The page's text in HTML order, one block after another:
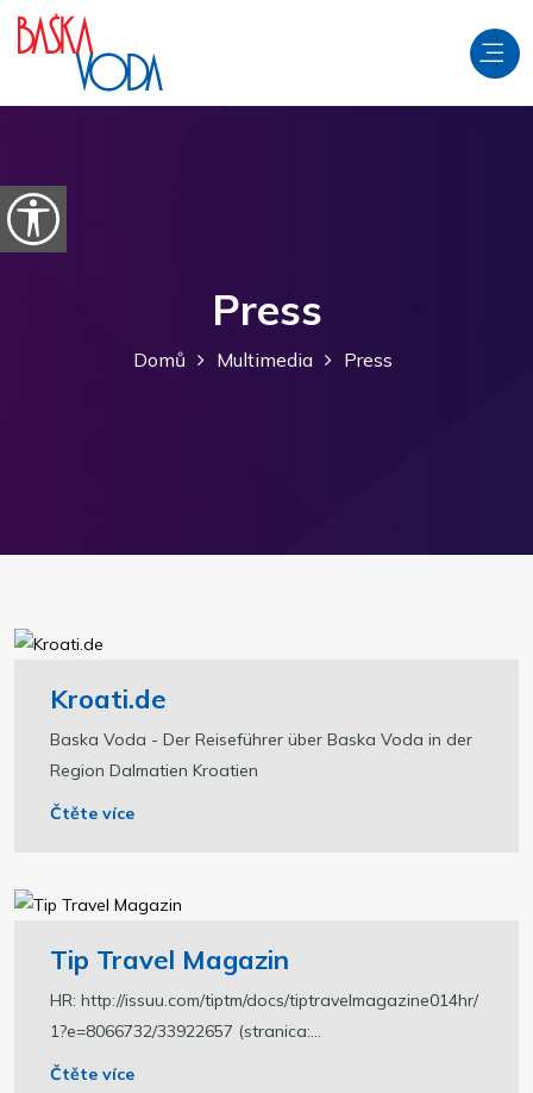
Přeskočit na obsah
Otevřít možnosti usnadnění
Press
Domů Multimedia Press
Kroati.de
Baska Voda - Der Reiseführer über Baska Voda in der
Region Dalmatien Kroatien
Čtěte více
Tip Travel Magazin
HR: http://issuu.com/tiptm/docs/tiptravelmagazine014hr/
1?e=8066732/33922657 (stranica:...
Čtěte více